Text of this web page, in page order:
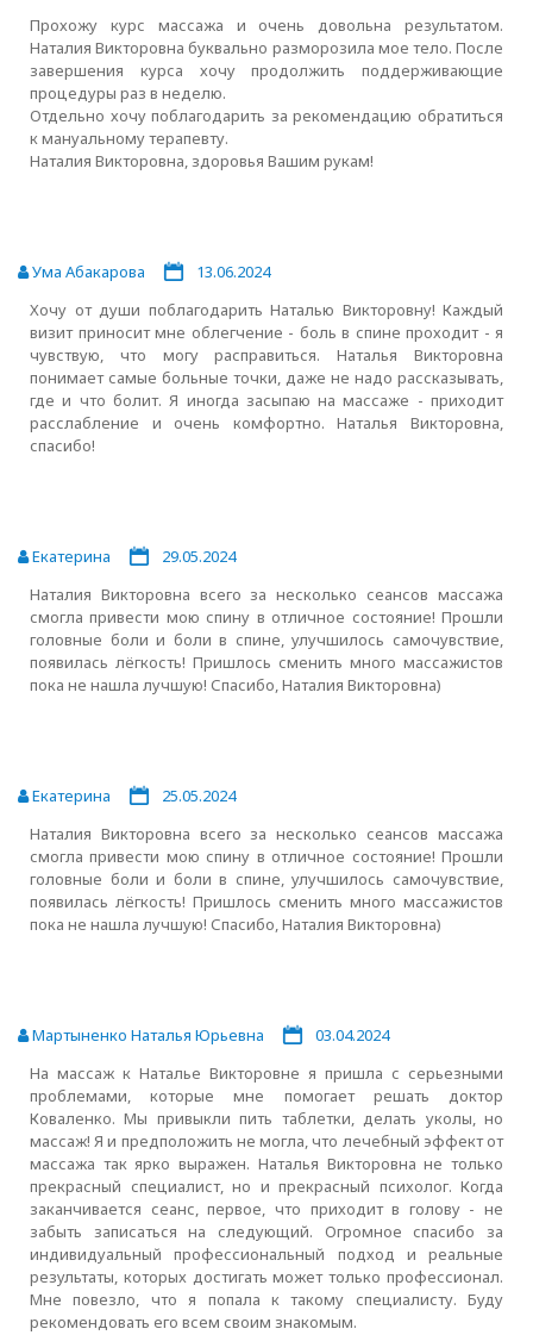
Прохожу курс массажа и очень довольна результатом.
Наталия Викторовна буквально разморозила мое тело. После
завершения курса хочу продолжить поддерживающие
процедуры раз в неделю.
Отдельно хочу поблагодарить за рекомендацию обратиться
к мануальному терапевту.
Наталия Викторовна, здоровья Вашим рукам!
Ума Абакарова
13.06.2024
Хочу от души поблагодарить Наталью Викторовну! Каждый
визит приносит мне облегчение - боль в спине проходит - я
чувствую, что могу расправиться. Наталья Викторовна
понимает самые больные точки, даже не надо рассказывать,
где и что болит. Я иногда засыпаю на массаже - приходит
расслабление и очень комфортно. Наталья Викторовна,
спасибо!
Екатерина
29.05.2024
Наталия Викторовна всего за несколько сеансов массажа
смогла привести мою спину в отличное состояние! Прошли
головные боли и боли в спине, улучшилось самочувствие,
появилась лёгкость! Пришлось сменить много массажистов
пока не нашла лучшую! Спасибо, Наталия Викторовна)
Екатерина
25.05.2024
Наталия Викторовна всего за несколько сеансов массажа
смогла привести мою спину в отличное состояние! Прошли
головные боли и боли в спине, улучшилось самочувствие,
появилась лёгкость! Пришлось сменить много массажистов
пока не нашла лучшую! Спасибо, Наталия Викторовна)
Мартыненко Наталья Юрьевна
03.04.2024
На массаж к Наталье Викторовне я пришла с серьезными
проблемами, которые мне помогает решать доктор
Коваленко. Мы привыкли пить таблетки, делать уколы, но
массаж! Я и предположить не могла, что лечебный эффект от
массажа так ярко выражен. Наталья Викторовна не только
прекрасный специалист, но и прекрасный психолог. Когда
заканчивается сеанс, первое, что приходит в голову - не
забыть записаться на следующий. Огромное спасибо за
индивидуальный профессиональный подход и реальные
результаты, которых достигать может только профессионал.
Мне повезло, что я попала к такому специалисту. Буду
рекомендовать его всем своим знакомым.